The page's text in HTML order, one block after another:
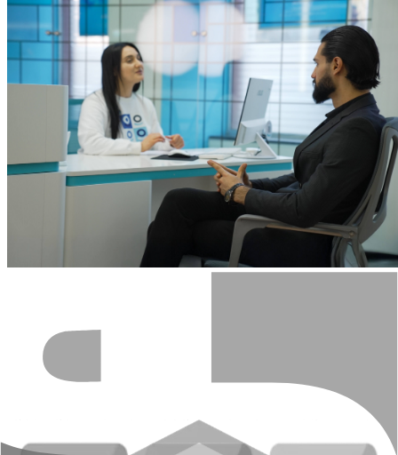
«ԱՄԵՐԻԱԲԱՆԿ» ՓԲԸ
«ԱյԴի Բանկ» ՓԲԸ
«Արմսվիսբանկ» ՓԲԸ
«Կոնվերս Բանկ» ՓԲԸ
«ՀԱՅԷԿՈՆՈՄԲԱՆԿ» ԲԲԸ